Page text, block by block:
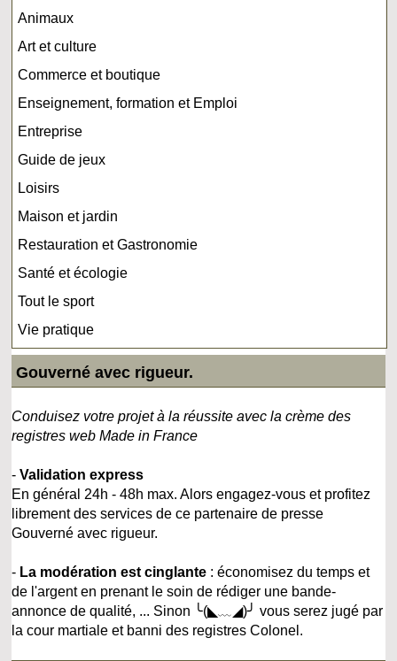
Animaux
Art et culture
Commerce et boutique
Enseignement, formation et Emploi
Entreprise
Guide de jeux
Loisirs
Maison et jardin
Restauration et Gastronomie
Santé et écologie
Tout le sport
Vie pratique
Gouverné avec rigueur.
Conduisez votre projet à la réussite avec la crème des
registres web Made in France
-Validation express
En général 24h - 48h max. Alors engagez-vous et profitez
librement des services de ce partenaire de presse
Gouverné avec rigueur.
- La modération est cinglante : économisez du temps et
de l'argent en prenant le soin de rédiger une bande-
annonce de qualité, ... Sinon ╰(◣﹏◢)╯ vous serez jugé par
la cour martiale et banni des registres Colonel.